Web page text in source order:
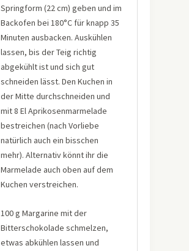
Springform (22 cm) geben und im
Backofen bei 180°C für knapp 35
Minuten ausbacken. Auskühlen
lassen, bis der Teig richtig
abgekühlt ist und sich gut
schneiden lässt. Den Kuchen in
der Mitte durchschneiden und
mit 8 El Aprikosenmarmelade
bestreichen (nach Vorliebe
natürlich auch ein bisschen
mehr). Alternativ könnt ihr die
Marmelade auch oben auf dem
Kuchen verstreichen.
100 g Margarine mit der
Bitterschokolade schmelzen,
etwas abkühlen lassen und